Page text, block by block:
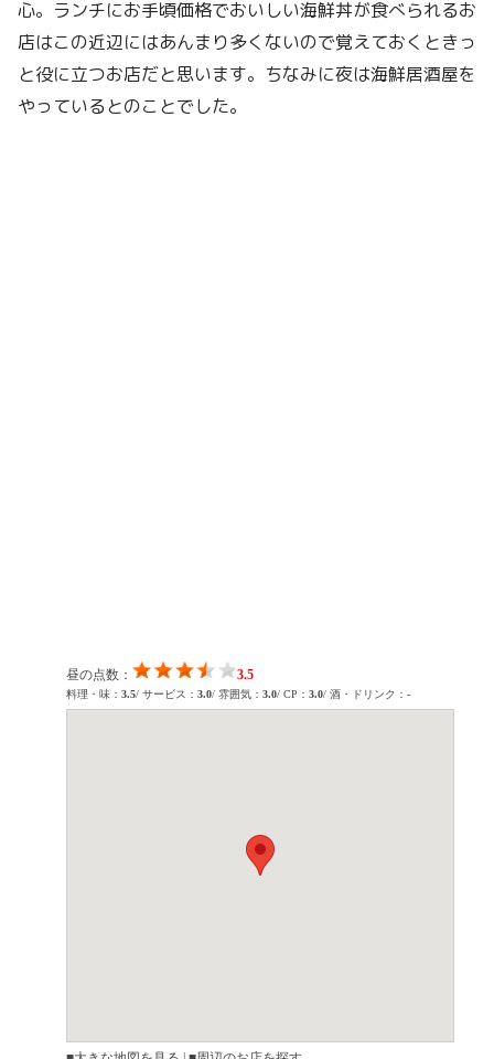
心。ランチにお手頃価格でおいしい海鮮丼が食べられるお
店はこの近辺にはあんまり多くないので覚えておくときっ
と役に立つお店だと思います。ちなみに夜は海鮮居酒屋を
やっているとのことでした。